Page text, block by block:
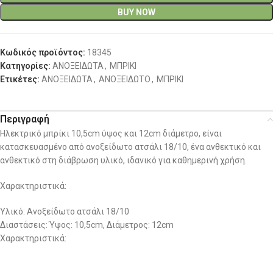
BUY NOW
Κωδικός προϊόντος: 18345
Κατηγορίες: ΑΝΟΞΕΙΔΩΤΑ, ΜΠΡΙΚΙ
Ετικέτες: ΑΝΟΞΕΙΔΩΤΑ, ΑΝΟΞΕΙΔΩΤΟ, ΜΠΡΙΚΙ
Περιγραφή
Ηλεκτρικό μπρίκι 10,5cm ύψος και 12cm διάμετρο, είναι
κατασκευασμένο από ανοξείδωτο ατσάλι 18/10, ένα ανθεκτικό και
ανθεκτικό στη διάβρωση υλικό, ιδανικό για καθημερινή χρήση.
Χαρακτηριστικά:
Υλικό: Ανοξείδωτο ατσάλι 18/10
Διαστάσεις: Ύψος: 10,5cm, Διάμετρος: 12cm
Χαρακτηριστικά: